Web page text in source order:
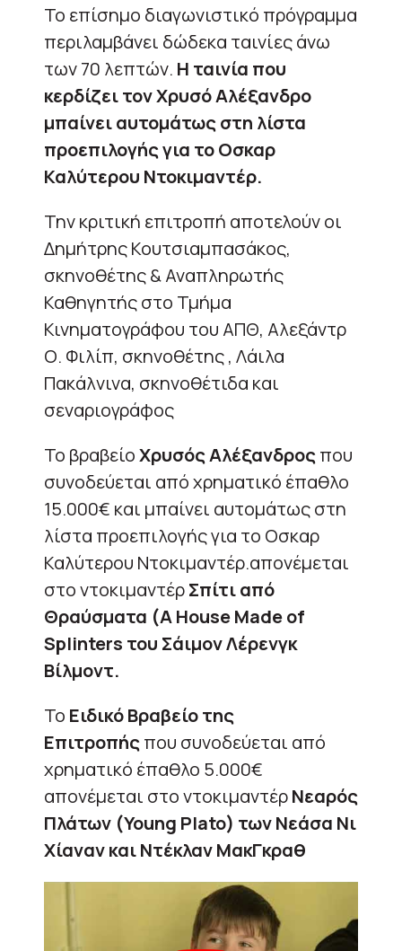
Το επίσημο διαγωνιστικό πρόγραμμα
περιλαμβάνει δώδεκα ταινίες άνω
των 70 λεπτών. Η ταινία που
κερδίζει τον Χρυσό Αλέξανδρο
μπαίνει αυτομάτως στη λίστα
προεπιλογής για το Οσκαρ
Καλύτερου Ντοκιμαντέρ.
Την κριτική επιτροπή αποτελούν οι
Δημήτρης Κουτσιαμπασάκος,
σκηνοθέτης & Αναπληρωτής
Καθηγητής στο Τμήμα
Κινηματογράφου του ΑΠΘ, Αλεξάντρ
Ο. Φιλίπ, σκηνοθέτης , Λάιλα
Πακάλνινα, σκηνοθέτιδα και
σεναριογράφος
Το βραβείοΧρυσός Αλέξανδροςπου
συνοδεύεται από χρηματικό έπαθλο
15.000€ και μπαίνει αυτομάτως στη
λίστα προεπιλογής για το Οσκαρ
Καλύτερου Ντοκιμαντέρ.απονέμεται
στο ντοκιμαντέρΣπίτι από
Θραύσματα (A House Made of
Splinters του Σάιμον Λέρενγκ
Βίλμοντ.
Το Ειδικό Βραβείο της
Επιτροπήςπου συνοδεύεται από
χρηματικό έπαθλο 5.000€
απονέμεται στο ντοκιμαντέρΝεαρός
Πλάτων (Young Plato) των Νεάσα Νι
Χίαναν και Ντέκλαν ΜακΓκραθ